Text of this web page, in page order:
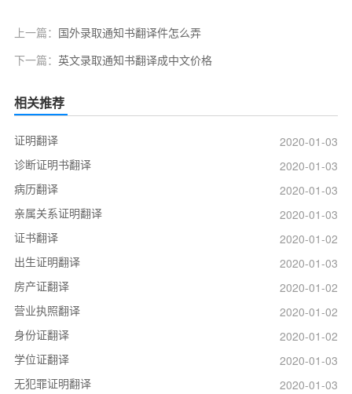
上一篇： 国外录取通知书翻译件怎么弄
下一篇： 英文录取通知书翻译成中文价格
相关推荐
证明翻译
2020-01-03
诊断证明书翻译
2020-01-03
病历翻译
2020-01-03
亲属关系证明翻译
2020-01-03
证书翻译
2020-01-02
出生证明翻译
2020-01-03
房产证翻译
2020-01-02
营业执照翻译
2020-01-02
身份证翻译
2020-01-02
学位证翻译
2020-01-03
无犯罪证明翻译
2020-01-03